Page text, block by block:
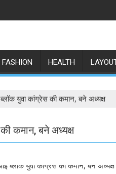
FASHION HEALTH
युवा कांग्रेस की कमान, बने अध्यक्ष
कमान, बने अध्यक्ष